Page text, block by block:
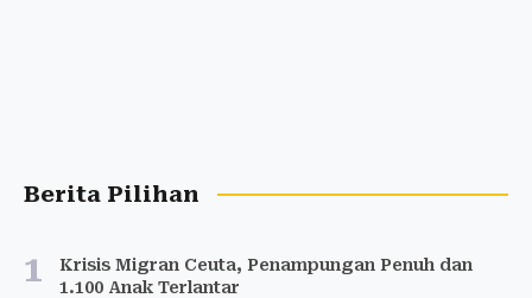
Berita Pilihan
1
Krisis Migran Ceuta, Penampungan Penuh dan
1.100 Anak Terlantar